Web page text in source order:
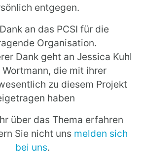
entgegen.
an das PCSI für die
Organisation.
Dank geht an Jessica Kuhl
Wortmann, die mit ihrer
zu diesem Projekt
haben
über das Thema erfahren
Sie nicht uns melden sich
bei uns.